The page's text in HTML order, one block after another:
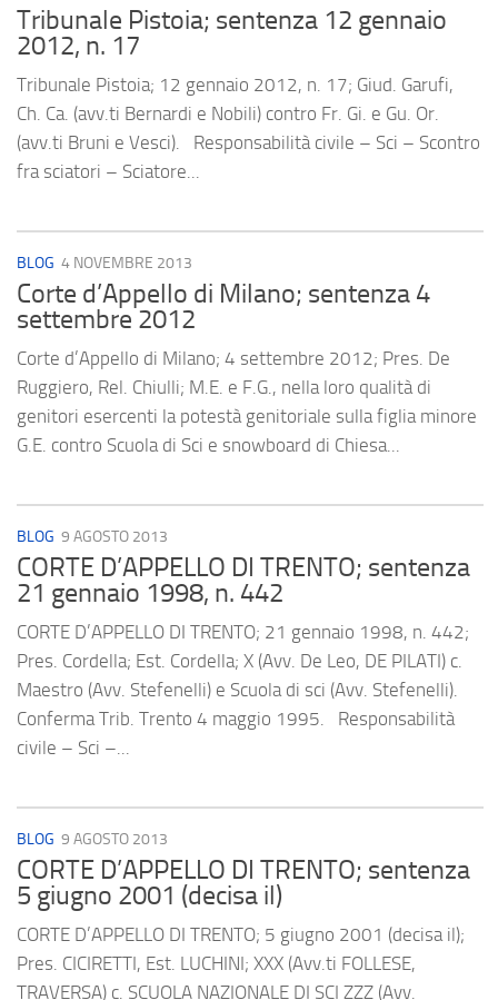
Tribunale Pistoia; sentenza 12 gennaio
2012, n. 17
Tribunale Pistoia; 12 gennaio 2012, n. 17; Giud. Garufi,
Ch. Ca. (avv.ti Bernardi e Nobili) contro Fr. Gi. e Gu. Or.
(avv.ti Bruni e Vesci). Responsabilità civile – Sci – Scontro
fra sciatori – Sciatore...
BLOG 4 NOVEMBRE 2013
Corte d’Appello di Milano; sentenza 4
settembre 2012
Corte d’Appello di Milano; 4 settembre 2012; Pres. De
Ruggiero, Rel. Chiulli; M.E. e F.G., nella loro qualità di
genitori esercenti la potestà genitoriale sulla figlia minore
G.E. contro Scuola di Sci e snowboard di Chiesa...
BLOG 9 AGOSTO 2013
CORTE D’APPELLO DI TRENTO; sentenza
21 gennaio 1998, n. 442
CORTE D’APPELLO DI TRENTO; 21 gennaio 1998, n. 442;
Pres. Cordella; Est. Cordella; X (Avv. De Leo, DE PILATI) c.
Maestro (Avv. Stefenelli) e Scuola di sci (Avv. Stefenelli).
Conferma Trib. Trento 4 maggio 1995. Responsabilità
civile – Sci –...
BLOG 9 AGOSTO 2013
CORTE D’APPELLO DI TRENTO; sentenza
5 giugno 2001 (decisa il)
CORTE D’APPELLO DI TRENTO; 5 giugno 2001 (decisa il);
Pres. CICIRETTI, Est. LUCHINI; XXX (Avv.ti FOLLESE,
TRAVERSA) c. SCUOLA NAZIONALE DI SCI ZZZ (Avv.